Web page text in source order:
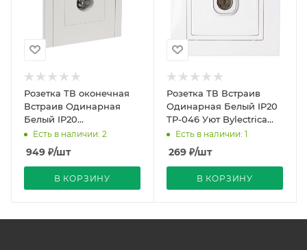
Розетка ТВ оконечная
Встраив Одинарная
Белый IP20
FORTE&PIANO IEK
Есть в наличии: 2
949 ₽/шт
В КОРЗИНУ
Розетка ТВ Встраив
Одинарная Белый IP20
ТР-046 Уют Bylectrica
(40)Есть в наличии: 1
269 ₽/шт
В КОРЗИНУ